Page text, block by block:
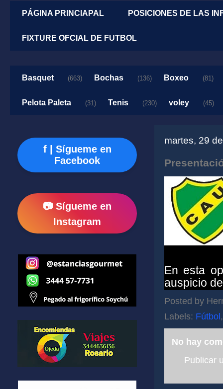
PÁGINA PRINCIAPAL POSICIONES DE LAS
FIXTURE OFCIAL DE FUTBOL
Basquet (663) Bochas (136) Boxeo (81)
Pelota Paleta (31) Tenis (230) voley (45)
martes, 29
En esta
auspicio
Posted by
Labels: Fútbol
No hay
Publicar
f | Sígueme en
Facebook
📷 Sígueme en
Instagram